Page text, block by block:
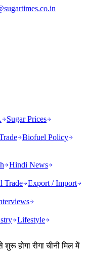
Sugar Prices
Biofuel Policy
Hindi News
Trade Export / Import
Lifestyle
शुरू होगा रीगा चीनी मिल में